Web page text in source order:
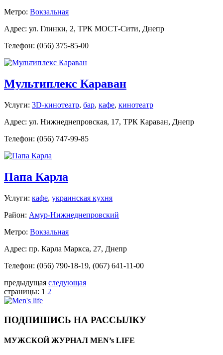
Метро: Вокзальная
Адрес: ул. Глинки, 2, ТРК МОСТ-Сити, Днепр
Телефон: (056) 375-85-00
Мультиплекс Караван
Услуги: 3D-кинотеатр, бар, кафе, кинотеатр
Адрес: ул. Нижнеднепровская, 17, ТРК Караван, Днепр
Телефон: (056) 747-99-85
Папа Карла
Услуги: кафе, украинская кухня
Район: Амур-Нижнеднепровский
Метро: Вокзальная
Адрес: пр. Карла Маркса, 27, Днепр
Телефон: (056) 790-18-19, (067) 641-11-00
предыдущая следующая
страницы: 1 2
ПОДПИШИСЬ НА РАССЫЛКУ
МУЖСКОЙ ЖУРНАЛ MEN’s LIFE